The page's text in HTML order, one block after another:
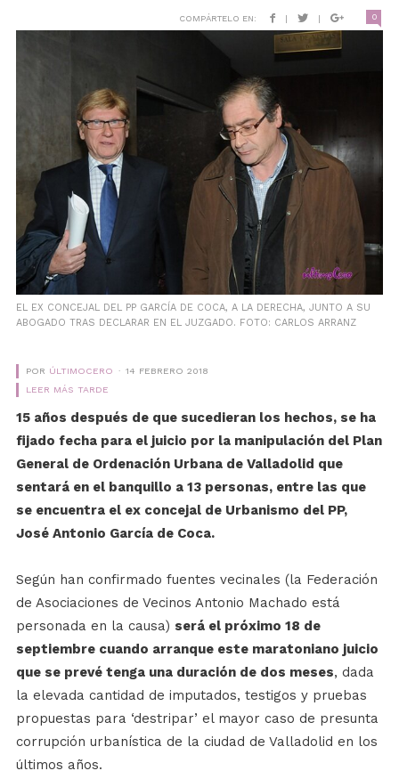
COMPÁRTELO EN: | | 0
EL EX CONCEJAL DEL PP GARCÍA DE COCA, A LA DERECHA, JUNTO A SU
ABOGADO TRAS DECLARAR EN EL JUZGADO. FOTO: CARLOS ARRANZ
POR ÚLTIMOCERO
14 FEBRERO 2018
LEER MÁS TARDE
15 años después de que sucedieran los hechos, se ha
fijado fecha para el juicio por la manipulación del Plan
General de Ordenación Urbana de Valladolid que
sentará en el banquillo a 13 personas, entre las que
se encuentra el ex concejal de Urbanismo del PP,
José Antonio García de Coca.
Según han confirmado fuentes vecinales (la Federación
de Asociaciones de Vecinos Antonio Machado está
personada en la causa) será el próximo 18 de
septiembre cuando arranque este maratoniano juicio
que se prevé tenga una duración de dos meses, dada
la elevada cantidad de imputados, testigos y pruebas
propuestas para ‘destripar’ el mayor caso de presunta
corrupción urbanística de la ciudad de Valladolid en los
últimos años.